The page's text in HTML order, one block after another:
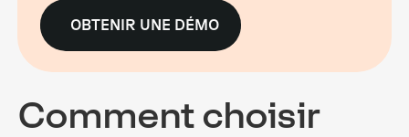
OBTENIR UNE DÉMO
Comment choisir